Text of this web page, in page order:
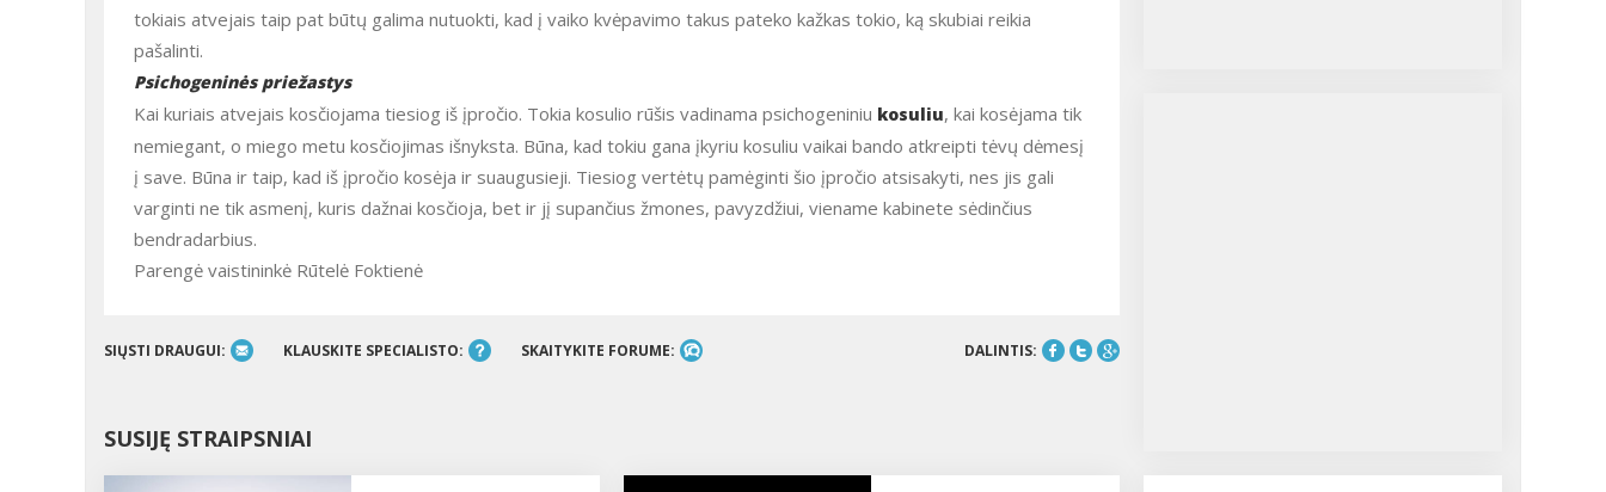
tokiais atvejais taip pat būtų galima nutuokti, kad į vaiko kvėpavimo takus pateko kažkas tokio, ką skubiai reikia
pašalinti.
Psichogeninės priežastys
Kai kuriais atvejais kosčiojama tiesiog iš įpročio. Tokia kosulio rūšis vadinama psichogeniniu kosuliu, kai kosėjama tik
nemiegant, o miego metu kosčiojimas išnyksta. Būna, kad tokiu gana įkyriu kosuliu vaikai bando atkreipti tėvų dėmesį
į save. Būna ir taip, kad iš įpročio kosėja ir suaugusieji. Tiesiog vertėtų pamėginti šio įpročio atsisakyti, nes jis gali
varginti ne tik asmenį, kuris dažnai kosčioja, bet ir jį supančius žmones, pavyzdžiui, viename kabinete sėdinčius
bendradarbius.
Parengė vaistininkė Rūtelė Foktienė
SIŲSTI DRAUGUI: KLAUSKITE SPECIALISTO: SKAITYKITE FORUME: DALINTIS:
SUSIJĘ STRAIPSNIAI